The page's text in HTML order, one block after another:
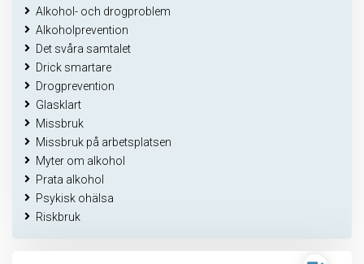
Alkohol- och drogproblem
Alkoholprevention
Det svåra samtalet
Drick smartare
Drogprevention
Glasklart
Missbruk
Missbruk på arbetsplatsen
Myter om alkohol
Prata alkohol
Psykisk ohälsa
Riskbruk